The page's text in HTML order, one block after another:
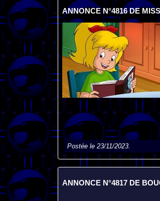
ANNONCE N°4816 DE
Postée le 23/11/2023.
ANNONCE N°4817 DE